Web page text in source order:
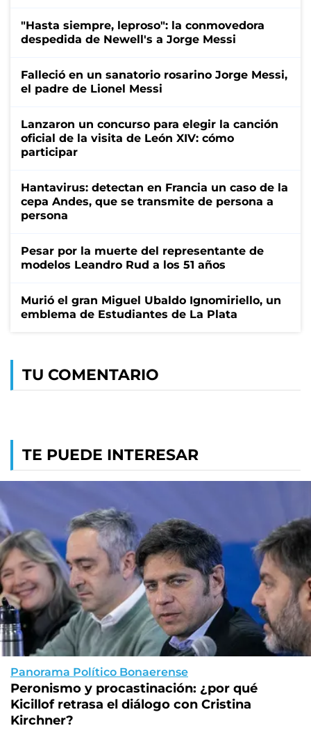
"Hasta siempre, leproso": la conmovedora
despedida de Newell's a Jorge Messi
Falleció en un sanatorio rosarino Jorge Messi,
el padre de Lionel Messi
Lanzaron un concurso para elegir la canción
oficial de la visita de León XIV: cómo
participar
Hantavirus: detectan en Francia un caso de la
cepa Andes, que se transmite de persona a
persona
Pesar por la muerte del representante de
modelos Leandro Rud a los 51 años
Murió el gran Miguel Ubaldo Ignomiriello, un
emblema de Estudiantes de La Plata
TU COMENTARIO
TE PUEDE INTERESAR
Panorama Político Bonaerense
Peronismo y procastinación: ¿por qué
Kicillof retrasa el diálogo con Cristina
Kirchner?